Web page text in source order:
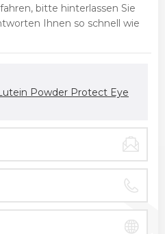
bitte hinterlassen Sie
Ihnen so schnell wie
Powder Protect Eye